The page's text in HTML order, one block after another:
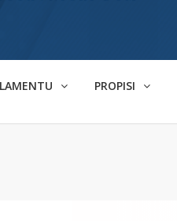
PROPISI